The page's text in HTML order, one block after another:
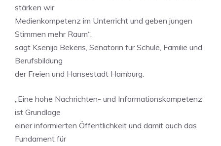
stärken wir
Medienkompetenz im Unterricht und geben jungen
Stimmen mehr Raum“,
sagt Ksenija Bekeris, Senatorin für Schule, Familie und
Berufsbildung
der Freien und Hansestadt Hamburg.
„Eine hohe Nachrichten- und Informationskompetenz
ist Grundlage
einer informierten Öffentlichkeit und damit auch das
Fundament für